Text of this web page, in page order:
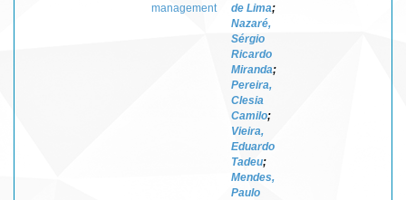
management
de Lima;
Nazaré,
Sérgio
Ricardo
Miranda;
Pereira,
Clesia
Camilo;
Vieira,
Eduardo
Tadeu;
Mendes,
Paulo